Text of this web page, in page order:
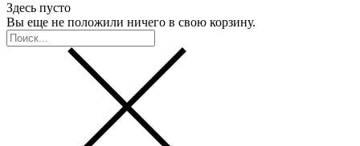
Здесь пусто
Вы еще не положили ничего в свою корзину.